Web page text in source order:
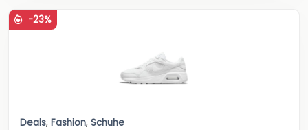
-23%
Deals, Fashion, Schuhe